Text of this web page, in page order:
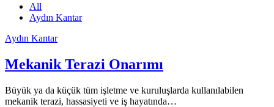
All
Aydın Kantar
Aydın Kantar
Mekanik Terazi Onarımı
Büyük ya da küçük tüm işletme ve kuruluşlarda kullanılabilen
mekanik terazi, hassasiyeti ve iş hayatında…